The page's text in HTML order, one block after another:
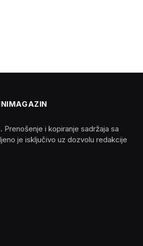
Prenošenje i kopiranje sadržaja sa
je isključivo uz dozvolu redakcije